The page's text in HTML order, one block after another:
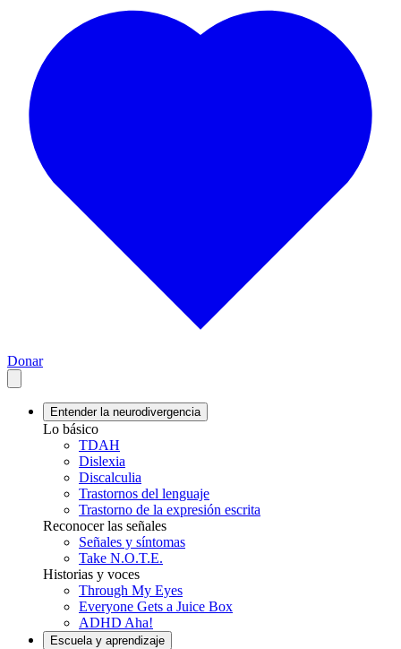
Donar
Entender la neurodivergencia
Lo básico
TDAH
Dislexia
Discalculia
Trastornos del lenguaje
Trastorno de la expresión escrita
Reconocer las señales
Señales y síntomas
Take N.O.T.E.
Historias y voces
Through My Eyes
Everyone Gets a Juice Box
ADHD Aha!
Escuela y aprendizaje